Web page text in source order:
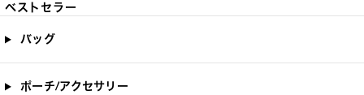
ベストセラー
バッグ
ポーチ/アクセサリー